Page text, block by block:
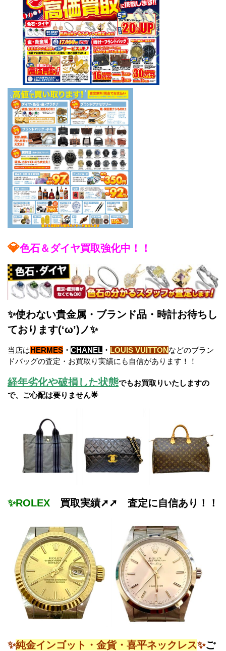
💎色石＆ダイヤ買取強化中！！
✨使わない貴金属・ブランド品・時計お待ちし
ております(‘ω’)ノ✨
当店はHERMES ・ CHANEL ・ LOUIS VUITTONなどのブラン
ドバッグの査定・お買取り実績にも自信があります！！
経年劣化や破損した状態でもお買取りいたしますの
で、ご心配は要りません🌟
✨ROLEX 買取実績➚➚ 査定に自信あり！！
✨純金インゴット・金貨・喜平ネックレス✨ご